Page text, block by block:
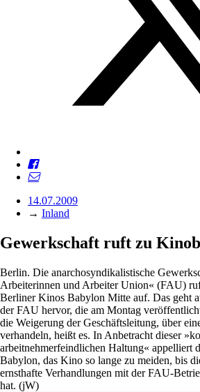
14.07.2009
→ Inland
Gewerkschaft ruft zu
Berlin. Die anarchosyndikalistische
Arbeiterinnen und Arbeiter ­Union« (FAU)
Berliner Kinos Babylon Mitte auf. Das geht
der FAU hervor, die am Montag
die Weigerung der Geschäftsleitung, über
verhandeln, heißt es. In Anbetracht dieser
arbeitnehmerfeindlichen Haltung« appelliert
Babylon, das Kino so lange zu meiden, bis
ernsthafte Verhandlungen mit der FAU-
hat. (jW)